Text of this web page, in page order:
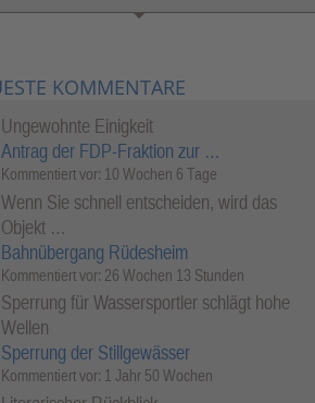
KOMMENTARE
Ungewohnte Einigkeit
Antrag der FDP-Fraktion zur …
Kommentiert vor: 10 Wochen 6 Tage
Wenn Sie schnell entscheiden, wird das
Objekt …
Bahnübergang Rüdesheim
Kommentiert vor: 26 Wochen 13 Stunden
Sperrung für Wassersportler schlägt hohe
Wellen
Sperrung der Stillgewässer
Kommentiert vor: 1 Jahr 50 Wochen